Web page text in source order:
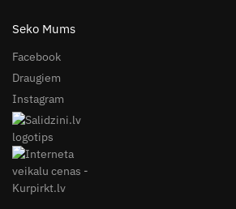
Seko Mums
Facebook
Draugiem
Instagram